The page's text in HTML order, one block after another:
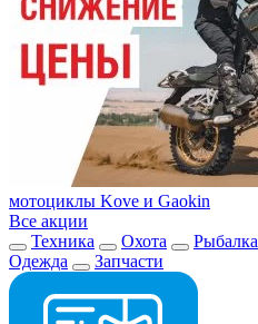
мотоциклы Kove и Gaokin
Все акции
Техника
Охота Рыбалка
Одежда
Запчасти